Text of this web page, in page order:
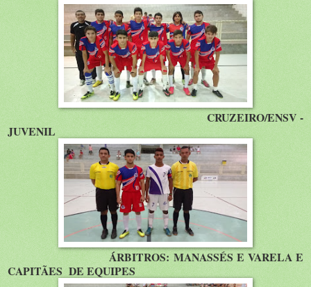
CRUZEIRO/ENSV -
JUVENIL
ÁRBITROS: MANASSÉS E VARELA E
CAPITÃES DE EQUIPES